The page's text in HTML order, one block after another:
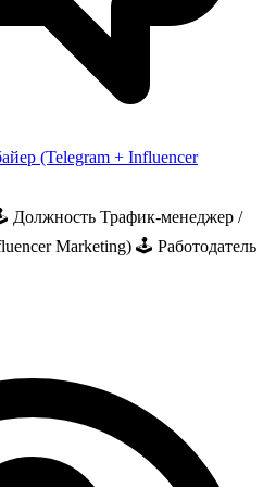
(Telegram + Influencer
Должность Трафик-менеджер /
Marketing) 🕹 Работодатель